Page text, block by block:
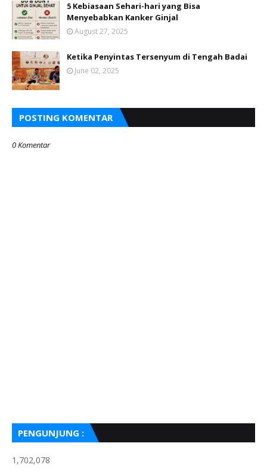
5 Kebiasaan Sehari-hari yang Bisa
Menyebabkan Kanker Ginjal
August 27, 2025
Ketika Penyintas Tersenyum di Tengah Badai
June 02, 2025
POSTING KOMENTAR
0 Komentar
PENGUNJUNG :
1,702,078